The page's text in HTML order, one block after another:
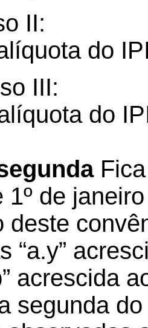
II:
do
III:
do
Fica
1º de
deste
“a.y”
acrescida
segunda